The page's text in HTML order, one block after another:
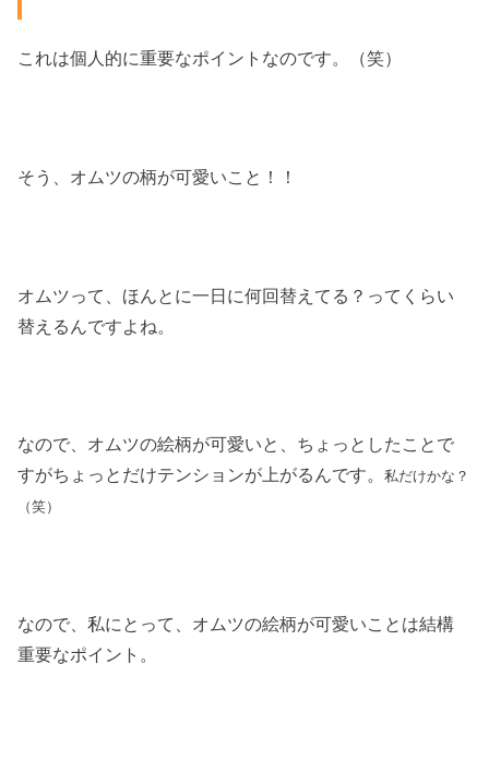
これは個人的に重要なポイントなのです。（笑）
そう、オムツの柄が可愛いこと！！
オムツって、ほんとに一日に何回替えてる？ってくらい
替えるんですよね。
なので、オムツの絵柄が可愛いと、ちょっとしたことで
すがちょっとだけテンションが上がるんです。私だけかな？
（笑）
なので、私にとって、オムツの絵柄が可愛いことは結構
重要なポイント。